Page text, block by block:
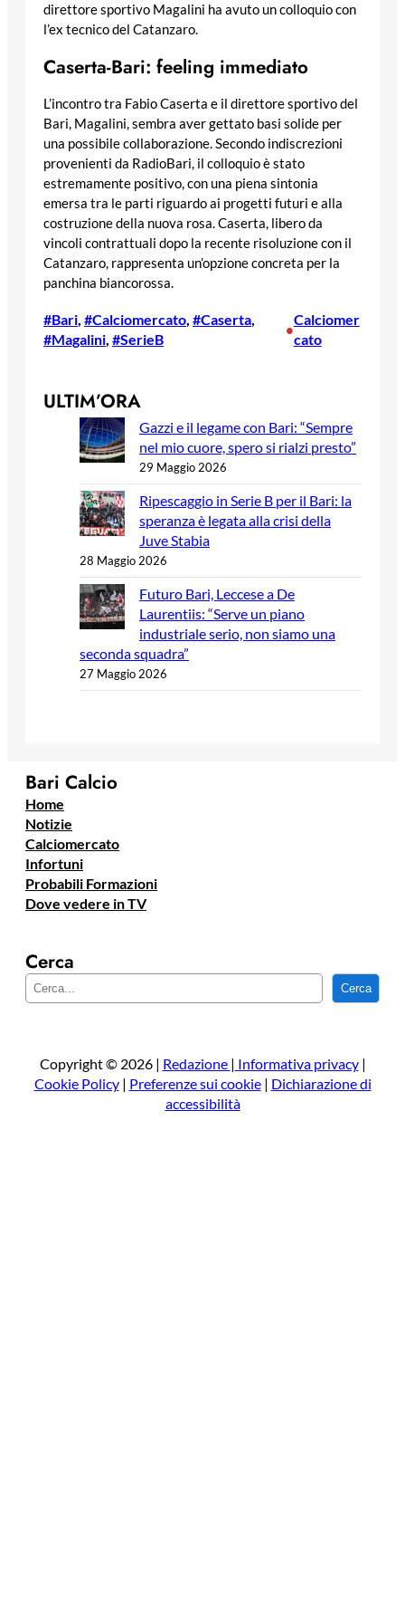
direttore sportivo Magalini ha avuto un colloquio con
l’ex tecnico del Catanzaro.
Caserta-Bari: feeling immediato
L’incontro tra Fabio Caserta e il direttore sportivo del
Bari, Magalini, sembra aver gettato basi solide per
una possibile collaborazione. Secondo indiscrezioni
provenienti da RadioBari, il colloquio è stato
estremamente positivo, con una piena sintonia
emersa tra le parti riguardo ai progetti futuri e alla
costruzione della nuova rosa. Caserta, libero da
vincoli contrattuali dopo la recente risoluzione con il
Catanzaro, rappresenta un’opzione concreta per la
panchina biancorossa.
#Bari, #Calciomercato, #Caserta
#Magalini, #SerieB
•
Calciomer
cato
ULTIM’ORA
Gazzi e il legame con Bari: “Sempre
nel mio cuore, spero si rialzi presto”
29 Maggio 2026
Ripescaggio in Serie B per il Bari: la
speranza è legata alla crisi della
Juve Stabia
28 Maggio 2026
Futuro Bari, Leccese a De
Laurentiis: “Serve un piano
industriale serio, non siamo una
seconda squadra”
27 Maggio 2026
Bari Calcio
Home
Notizie
Calciomercato
Infortuni
Probabili Formazioni
Dove vedere in TV
Cerca
e
a
Cerca
Copyright © 2026 | Redazione | Informativa privacy|
Cookie Policy| Preferenze sui cookie| Dichiarazione di
accessibilità